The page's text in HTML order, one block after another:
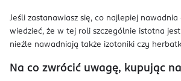
Jeśli zastanawiasz się, co najlepiej nawadnia
wiedzieć, że w tej roli szczególnie istotna
nieźle nawadniają także izotoniki czy
Na co zwrócić uwagę, kupując